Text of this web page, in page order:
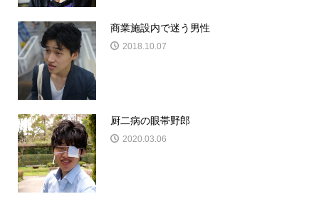
商業施設内で迷う男性
2018.10.07
厨二病の眼帯野郎
2020.03.06